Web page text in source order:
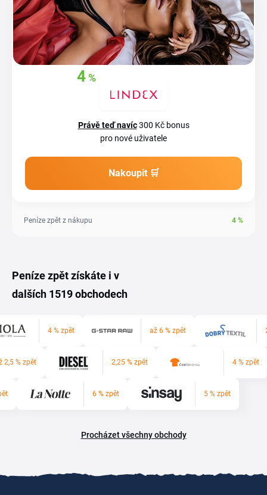
4 %z
Právě teď navíc300 Kč bonus
pro nové uživatele
Nakoupit 🛒
Peníze zpět z nákupu 4 %
Peníze zpět získáte i v
dalších 1519 obchodech
4 % zpět až 6 % zpět
2,5 % zpět 2,25 % zpět 4 % zpět
6 % zpět 5 % zpět
Procházet všechny obchody